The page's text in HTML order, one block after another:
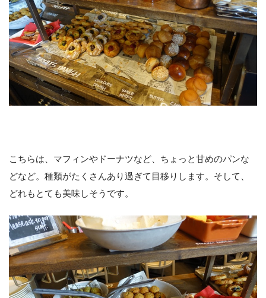
こちらは、マフィンやドーナツなど、ちょっと甘めのパンな
どなど。種類がたくさんあり過ぎて目移りします。そして、
どれもとても美味しそうです。